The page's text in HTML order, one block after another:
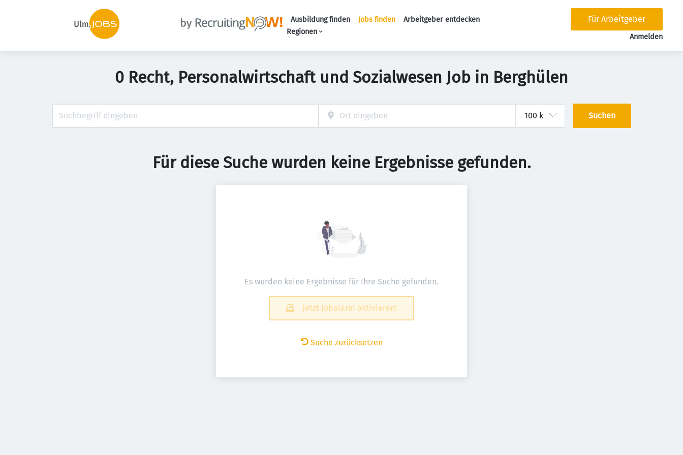
Ausbildung finden Jobs finden
Arbeitgeber entdecken
Regionen
Für Arbeitgeber
Anmelden
0 Recht, Personalwirtschaft und Sozialwesen Job in Berghülen
Suchen
Für diese Suche wurden keine Ergebnisse gefunden.
Es wurden keine Ergebnisse für Ihre Suche gefunden.
Jetzt Jobalarm aktivieren!
Suche zurücksetzen